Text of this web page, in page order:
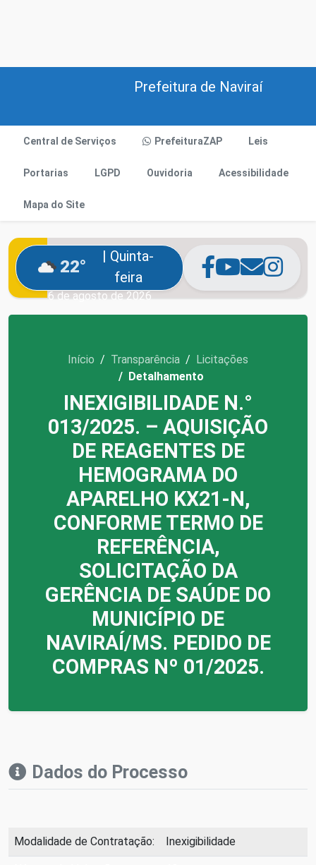
Prefeitura de Naviraí
Central de Serviços PrefeituraZAP Leis
Portarias LGPD Ouvidoria Acessibilidade
Mapa do Site
22°
| Quinta-
feira
6 de agosto de 2026
Início Transparência
Licitações
Detalhamento
INEXIGIBILIDADE N.°
013/2025. – AQUISIÇÃO
DE REAGENTES DE
HEMOGRAMA DO
APARELHO KX21-N,
CONFORME TERMO DE
REFERÊNCIA,
SOLICITAÇÃO DA
GERÊNCIA DE SAÚDE DO
MUNICÍPIO DE
NAVIRAÍ/MS. PEDIDO DE
COMPRAS Nº 01/2025.
Dados do Processo
Modalidade de Contratação: Inexigibilidade